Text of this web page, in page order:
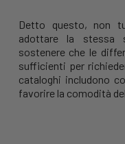
Detto questo, non
adottare la stessa
sostenere che le
sufficienti per
cataloghi includono
favorire la comodità